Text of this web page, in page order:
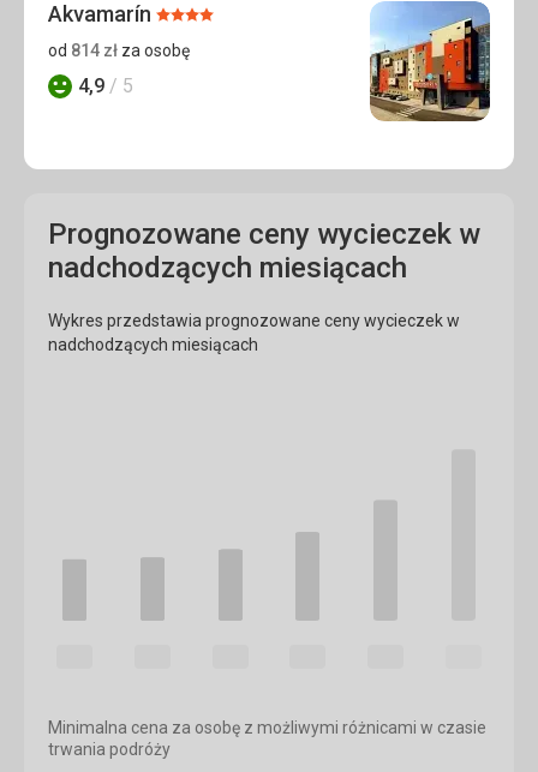
Akvamarín Ocena:
4/5
od 814 zł za osobę
Ocena
4,9 / 5
Prognozowane ceny wycieczek w
nadchodzących miesiącach
Wykres przedstawia prognozowane ceny wycieczek w
nadchodzących miesiącach
Minimalna cena za osobę z możliwymi różnicami w czasie
trwania podróży